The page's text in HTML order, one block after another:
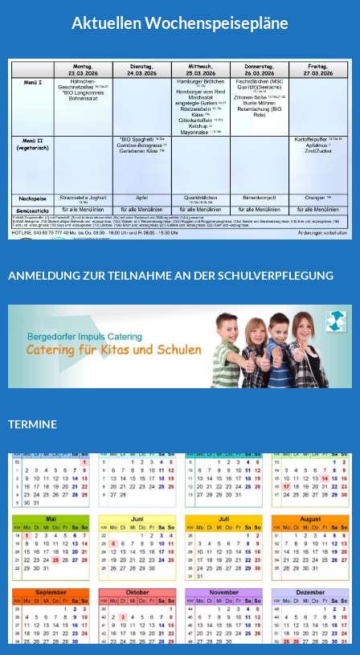
AktuellenWochenspeisepläne
ANMELDUNG ZUR TEILNAHME AN DER SCHULVERPFLEGUNG
TERMINE